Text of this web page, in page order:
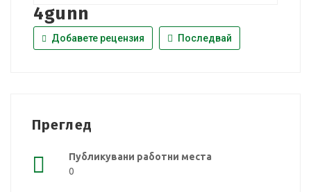
4gunn
Добавете рецензия Последвай
Преглед
Публикувани работни места
0